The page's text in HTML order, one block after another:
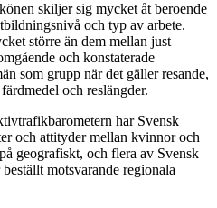
skiljer sig mycket åt beroende
och typ av arbete.
större än dem mellan just
och konstaterade
som grupp när det gäller resande,
och reslängder.
har Svensk
och attityder mellan kvinnor och
geografiskt, och flera av Svensk
motsvarande regionala